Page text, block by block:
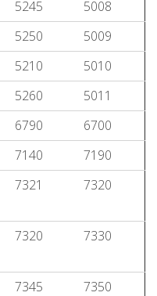
5245
5008
5250
5009
5210
5010
5260
5011
6790
6700
7140
7190
7321 7320
7320 7330
7345
7350